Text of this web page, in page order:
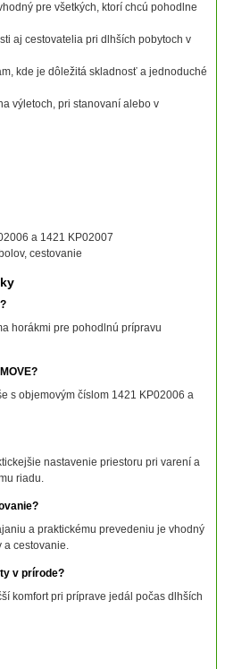
pre všetkých, ktorí chcú pohodlne
aj cestovatelia pri dlhších pobytoch v
kde je dôležitá skladnosť a jednoduché
výletoch, pri stanovaní alebo v
a 1421 KP02007
cestovanie
horákmi pre pohodlnú prípravu
s objemovým číslom 1421 KP02006 a
nastavenie priestoru pri varení a
riadu.
a praktickému prevedeniu je vhodný
a cestovanie.
v prírode?
komfort pri príprave jedál počas dlhších